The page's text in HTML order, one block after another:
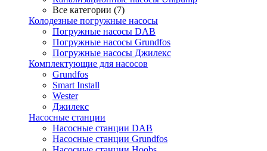
Все категории (7)
Колодезные погружные насосы
Погружные насосы DAB
Погружные насосы Grundfos
Погружные насосы Джилекс
Комплектующие для насосов
Grundfos
Smart Install
Wester
Джилекс
Насосные станции
Насосные станции DAB
Насосные станции Grundfos